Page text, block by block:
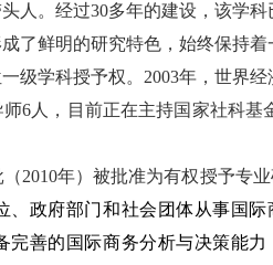
人。经过30多年的建设，该学
了鲜明的研究特色，始终保持
级学科授予权。2003年，世界
6人，目前正在主持国家社科
2010年）被批准为有权授予专业
、政府部门和社会团体从事国
完善的国际商务分析与决策能